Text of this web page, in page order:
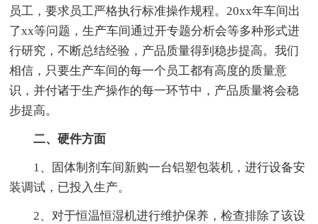
员工，要求员工严格执行标准操作规程。20xx年车间出
了xx等问题，生产车间通过开专题分析会等多种形式进
行研究，不断总结经验，产品质量得到稳步提高。我们
相信，只要生产车间的每一个员工都有高度的质量意
识，并付诸于生产操作的每一环节中，产品质量将会稳
步提高。
二、硬件方面
1、固体制剂车间新购一台铝塑包装机，进行设备安
装调试，已投入生产。
2、对于恒温恒湿机进行维护保养，检查排除了该设